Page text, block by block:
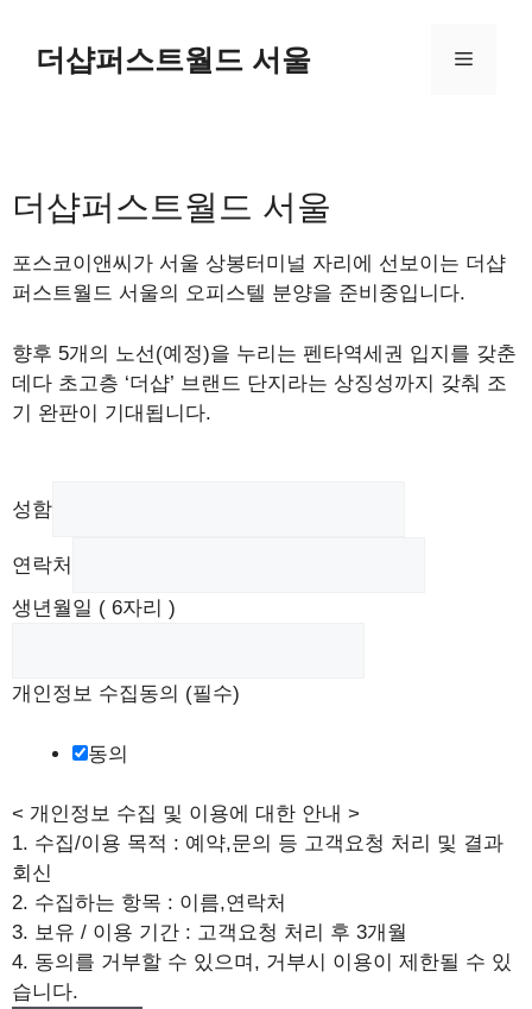
더샵퍼스트월드 서울
더샵퍼스트월드 서울
포스코이앤씨가 서울 상봉터미널 자리에 선보이는 더샵
퍼스트월드 서울의 오피스텔 분양을 준비중입니다.
향후 5개의 노선(예정)을 누리는 펜타역세권 입지를 갖춘
데다 초고층 ‘더샵’ 브랜드 단지라는 상징성까지 갖춰 조
기 완판이 기대됩니다.
성함
연락처
생년월일 ( 6자리 )
(
개
인
정
보
생
년
월
개인정보 수집동의 (필수)
동의
< 개인정보 수집 및 이용에 대한 안내 >
1. 수집/이용 목적 : 예약,문의 등 고객요청 처리 및 결과
회신
2. 수집하는 항목 : 이름,연락처
3. 보유 / 이용 기간 : 고객요청 처리 후 3개월
4. 동의를 거부할 수 있으며, 거부시 이용이 제한될 수 있
습니다.